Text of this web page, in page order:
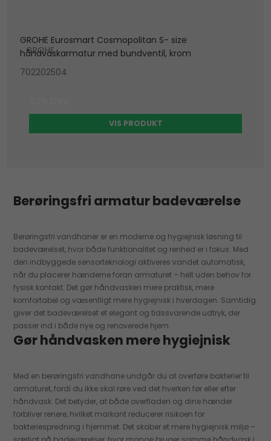
GROHE Eurosmart Cosmopolitan S- size
håndvaskarmatur med bundventil, krom
GROHE
702202504
VIS PRODUKT
Berøringsfri armatur badeværelse
Berøringsfri vandhaner er en moderne og hygiejnisk løsning til
badeværelset, hvor både funktionalitet og renhed er i fokus. Med
den indbyggede sensorteknologi aktiveres vandet automatisk,
når du placerer hænderne foran armaturet – helt uden behov for
fysisk kontakt. Det gør håndvasken mere praktisk, mere
komfortabel og væsentligt mere hygiejnisk i hverdagen. Samtidig
giver det badeværelset et elegant og tidssvarende udtryk, der
passer ind i både nye og renoverede hjem.
Gør håndvasken mere hygiejnisk
Med en berøringsfri vandhane undgår du at overføre bakterier til
armaturet, fordi du ikke skal røre ved det hverken før eller efter
håndvask. Det betyder, at både overfladen og dine hænder
forbliver renere, hvilket markant reducerer risikoen for
bakteriespredning i hjemmet. Det skaber et mere hygiejnisk miljø –